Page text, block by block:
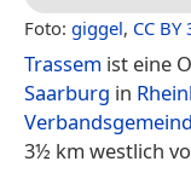
Foto: giggel, CC BY
Trassem ist eine
Saarburg in
3½ km westlich